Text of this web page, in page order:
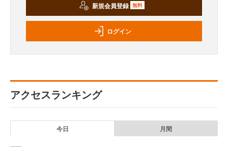
新規会員登録 無料
ログイン
アクセスランキング
今日 月間